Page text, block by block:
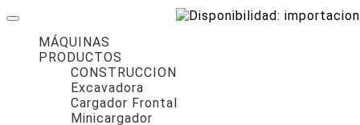
MÁQUINAS
PRODUCTOS
CONSTRUCCION
Excavadora
Cargador Frontal
Minicargador